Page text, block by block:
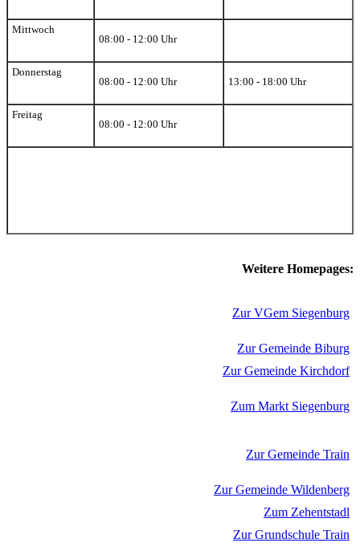
Mittwoch
08:00 - 12:00 Uhr
Donnerstag
08:00 - 12:00 Uhr
13:00 - 18:00 Uhr
Freitag
08:00 - 12:00 Uhr
Weitere Homepages:
Zur VGem Siegenburg
Zur Gemeinde Biburg
Zur Gemeinde Kirchdorf
Zum Markt Siegenburg
Zur Gemeinde Train
Zur Gemeinde Wildenberg
Zum Zehentstadl
Zur Grundschule Train